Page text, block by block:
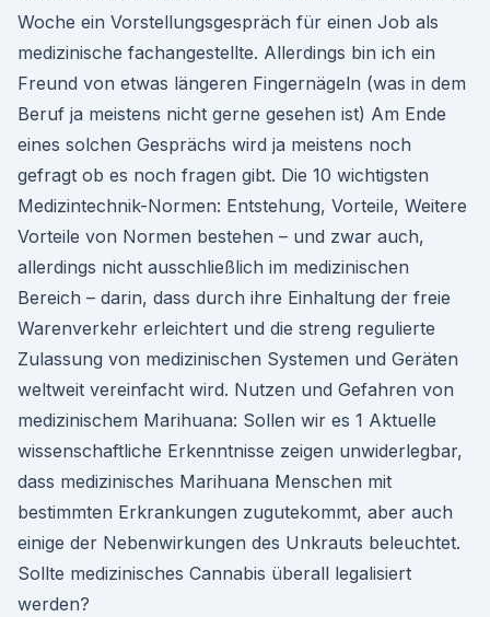
Woche ein Vorstellungsgespräch für einen Job als
medizinische fachangestellte. Allerdings bin ich ein
Freund von etwas längeren Fingernägeln (was in dem
Beruf ja meistens nicht gerne gesehen ist) Am Ende
eines solchen Gesprächs wird ja meistens noch
gefragt ob es noch fragen gibt. Die 10 wichtigsten
Medizintechnik-Normen: Entstehung, Vorteile, Weitere
Vorteile von Normen bestehen – und zwar auch,
allerdings nicht ausschließlich im medizinischen
Bereich – darin, dass durch ihre Einhaltung der freie
Warenverkehr erleichtert und die streng regulierte
Zulassung von medizinischen Systemen und Geräten
weltweit vereinfacht wird. Nutzen und Gefahren von
medizinischem Marihuana: Sollen wir es 1 Aktuelle
wissenschaftliche Erkenntnisse zeigen unwiderlegbar,
dass medizinisches Marihuana Menschen mit
bestimmten Erkrankungen zugutekommt, aber auch
einige der Nebenwirkungen des Unkrauts beleuchtet.
Sollte medizinisches Cannabis überall legalisiert
werden?